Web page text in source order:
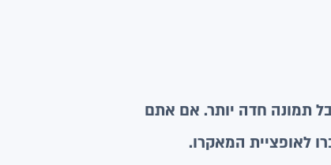
תמונה חדה יותר. אם אתם
לאופציית המאקרו.